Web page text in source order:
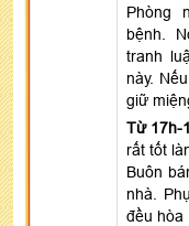
Phòng
bệnh.
tranh
này.
giữ
Từ 17h-
rất tốt
Buôn
nhà.
đều hòa